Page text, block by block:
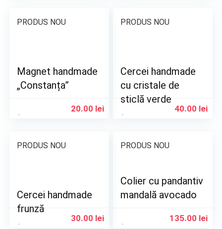
PRODUS NOU
Magnet handmade
„Constanța”
20.00 lei
PRODUS NOU
Cercei handmade
cu cristale de
sticlă verde
40.00 lei
PRODUS NOU
Cercei handmade
frunză
30.00 lei
PRODUS NOU
Colier cu pandantiv
mandală avocado
135.00 lei